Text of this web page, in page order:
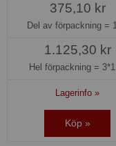
375,10 kr
Del av förpackning =
1.125,30 kr
Hel förpackning =
Lagerinfo »
Köp »